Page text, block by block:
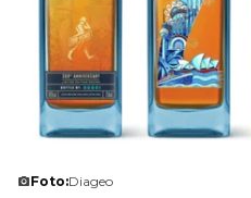
Foto:Diageo